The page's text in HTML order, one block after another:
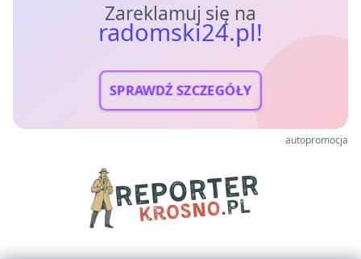
Zareklamuj się na
radomski24.pl!
SPRAWDŹ SZCZEGÓŁY
autopromocja